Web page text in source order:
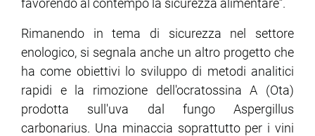
favorendo al contempo la sicurezza alimentare”.
Rimanendo in tema di sicurezza nel settore
enologico, si segnala anche un altro progetto che
ha come obiettivi lo sviluppo di metodi analitici
rapidi e la rimozione dell'ocratossina A (Ota)
prodotta sull'uva dal fungo Aspergillus
carbonarius. Una minaccia soprattutto per i vini